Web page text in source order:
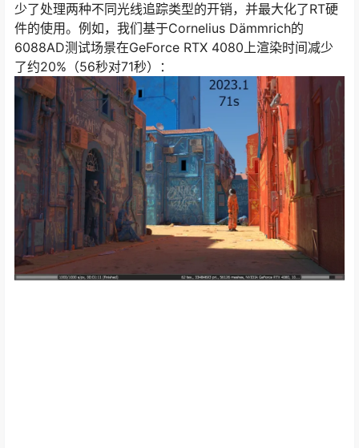
少了处理两种不同光线追踪类型的开销，并最大化了RT硬
件的使用。例如，我们基于Cornelius Dämmrich的
6088AD测试场景在GeForce RTX 4080上渲染时间减少
了约20%（56秒对71秒）：